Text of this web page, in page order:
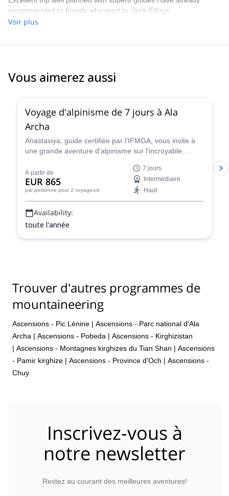
and little to no visibility. We made good time in challenging
conditions. Planning and coordination of the trip was smooth and
easy. Great job and great company all the way around. Thanks!
recommended to friends who want to climb Elbrus
Voir plus
Vous aimerez aussi
Voyage d'alpinisme de 7 jours à Ala
Archa
Anastasiya, guide certifiée par l'IFMGA, vous invite à
une grande aventure d'alpinisme sur l'incroyable
aurez l'occasion d'escalader le pic Korona (4810) et le
Bachechekei (4515 m) !
À partir de
EUR 865
par personne pour 2 voyageurs
7 jours
Intermédiaire
Haut
Availability:
toute l'année
Trouver d'autres programmes de
mountaineering
Ascensions - Pic Lénine | Ascensions - Parc national d'Ala
Archa | Ascensions - Pobeda | Ascensions - Kirghizistan
| Ascensions - Montagnes kirghizes du Tian Shan | Ascensions
- Pamir kirghize | Ascensions - Province d'Och | Ascensions -
Chuy
Inscrivez-vous à
notre newsletter
Restez au courant des meilleures aventures!